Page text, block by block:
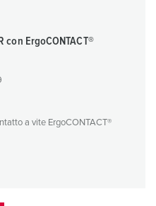
con ErgoCONTACT®
a vite ErgoCONTACT®